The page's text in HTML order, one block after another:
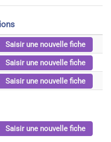
Saisir une nouvelle fiche
Saisir une nouvelle fiche
Saisir une nouvelle fiche
Saisir une nouvelle fiche